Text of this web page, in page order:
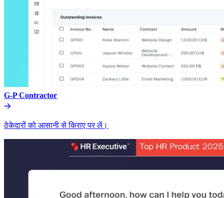
G-P Contractor​​
ठेकेदारों को आसानी से किराए पर लें।​​